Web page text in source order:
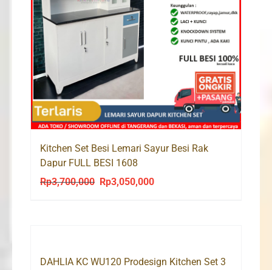
Kitchen Set Besi Lemari Sayur Besi Rak
Dapur FULL BESI 1608
Rp3,700,000
Original
Rp3,050,000Current
DAHLIA KC WU120 Prodesign Kitchen Set 3